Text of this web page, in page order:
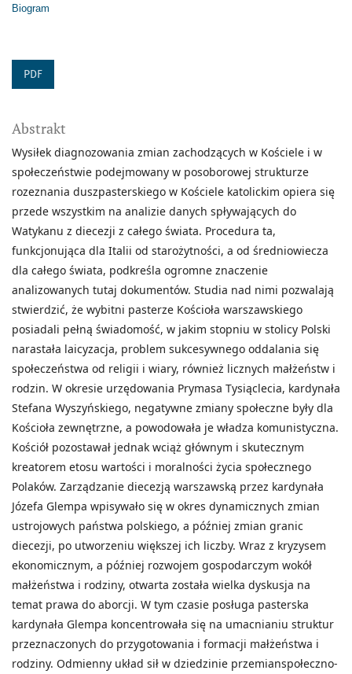
Biogram
PDF
Abstrakt
Wysiłek diagnozowania zmian zachodzących w Kościele i w
społeczeństwie podejmowany w posoborowej strukturze
rozeznania duszpasterskiego w Kościele katolickim opiera się
przede wszystkim na analizie danych spływających do
Watykanu z diecezji z całego świata. Procedura ta,
funkcjonująca dla Italii od starożytności, a od średniowiecza
dla całego świata, podkreśla ogromne znaczenie
analizowanych tutaj dokumentów. Studia nad nimi pozwalają
stwierdzić, że wybitni pasterze Kościoła warszawskiego
posiadali pełną świadomość, w jakim stopniu w stolicy Polski
narastała laicyzacja, problem sukcesywnego oddalania się
społeczeństwa od religii i wiary, również licznych małżeństw i
rodzin. W okresie urzędowania Prymasa Tysiąclecia, kardynała
Stefana Wyszyńskiego, negatywne zmiany społeczne były dla
Kościoła zewnętrzne, a powodowała je władza komunistyczna.
Kościół pozostawał jednak wciąż głównym i skutecznym
kreatorem etosu wartości i moralności życia społecznego
Polaków. Zarządzanie diecezją warszawską przez kardynała
Józefa Glempa wpisywało się w okres dynamicznych zmian
ustrojowych państwa polskiego, a później zmian granic
diecezji, po utworzeniu większej ich liczby. Wraz z kryzysem
ekonomicznym, a później rozwojem gospodarczym wokół
małżeństwa i rodziny, otwarta została wielka dyskusja na
temat prawa do aborcji. W tym czasie posługa pasterska
kardynała Glempa koncentrowała się na umacnianiu struktur
przeznaczonych do przygotowania i formacji małżeństwa i
rodziny. Odmienny układ sił w dziedzinie przemianspołeczno-